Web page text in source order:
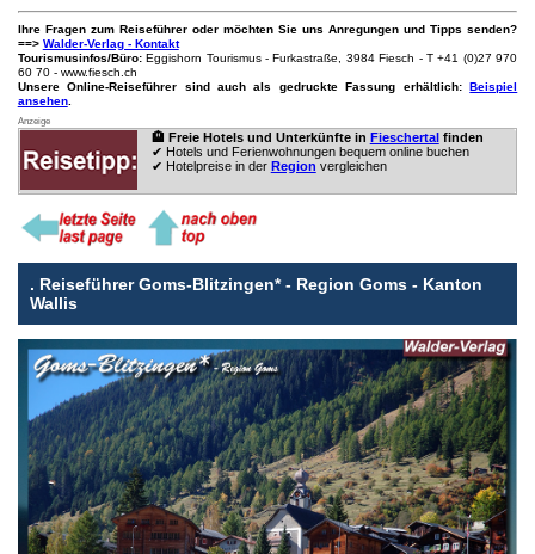
Ihre Fragen zum Reiseführer oder möchten Sie uns Anregungen und Tipps senden?
==> Walder-Verlag - Kontakt
Tourismusinfos/Büro:Eggishorn Tourismus - Furkastraße, 3984 Fiesch - T +41 (0)27 970
60 70 - www.fiesch.ch
Unsere Online-Reiseführer sind auch als gedruckte Fassung erhältlich:Beispiel
ansehen.
Anzeige
🏨 Freie Hotels und Unterkünfte in Fieschertalfinden
✔ Hotels und Ferienwohnungen bequem online buchen
✔ Hotelpreise in der Region vergleichen
. Reiseführer Goms-Blitzingen* - Region Goms - Kanton
Wallis